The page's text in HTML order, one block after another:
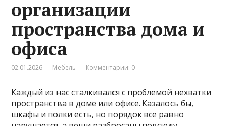
организации
пространства дома и
офиса
02.01.2026 Мебель Комментарии: 0
Каждый из нас сталкивался с проблемой нехватки
пространства в доме или офисе. Казалось бы,
шкафы и полки есть, но порядок все равно